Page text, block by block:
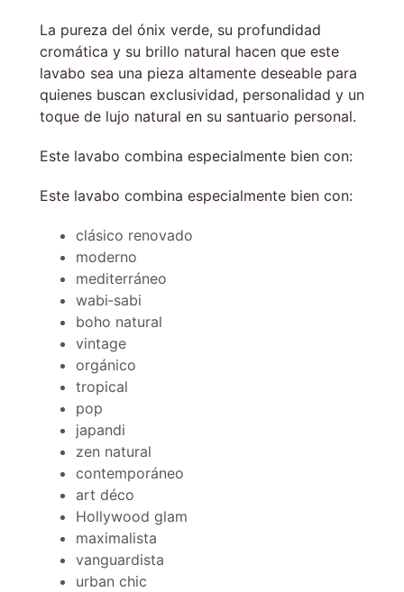
La pureza del ónix verde, su profundidad
cromática y su brillo natural hacen que este
lavabo sea una pieza altamente deseable para
quienes buscan exclusividad, personalidad y un
toque de lujo natural en su santuario personal.
Este lavabo combina especialmente bien con:
Este lavabo combina especialmente bien con:
clásico renovado
moderno
mediterráneo
wabi‑sabi
boho natural
vintage
orgánico
tropical
pop
japandi
zen natural
contemporáneo
art déco
Hollywood glam
maximalista
vanguardista
urban chic